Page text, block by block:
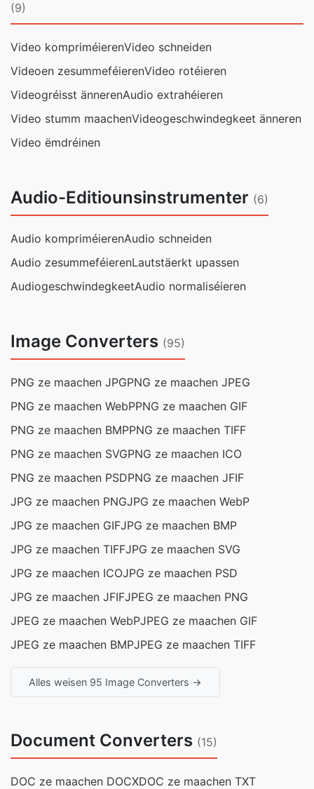
(9)
Video kompriméierenVideo schneiden
Videoen zesummeféierenVideo rotéieren
Videogréisst ännerenAudio extrahéieren
Video stumm maachenVideogeschwindegkeet änneren
Video ëmdréinen
Audio-Editiounsinstrumenter (6)
Audio kompriméierenAudio schneiden
Audio zesummeféierenLautstäerkt upassen
AudiogeschwindegkeetAudio normaliséieren
Image Converters (95)
PNG ze maachen JPGPNG ze maachen JPEG
PNG ze maachen WebPPNG ze maachen GIF
PNG ze maachen BMPPNG ze maachen TIFF
PNG ze maachen SVGPNG ze maachen ICO
PNG ze maachen PSDPNG ze maachen JFIF
JPG ze maachen PNGJPG ze maachen WebP
JPG ze maachen GIFJPG ze maachen BMP
JPG ze maachen TIFFJPG ze maachen SVG
JPG ze maachen ICOJPG ze maachen PSD
JPG ze maachen JFIFJPEG ze maachen PNG
JPEG ze maachen WebPJPEG ze maachen GIF
JPEG ze maachen BMPJPEG ze maachen TIFF
Alles weisen 95 Image Converters →
Document Converters (15)
DOC ze maachen DOCXDOC ze maachen TXT